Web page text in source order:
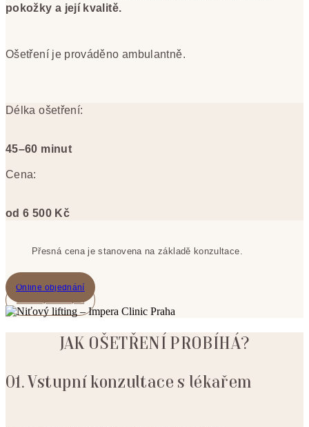
pokožky a její kvalitě.
Ošetření je prováděno ambulantně.
Délka ošetření:
45–60 minut
Cena:
od 6 500 Kč
Přesná cena je stanovena na základě konzultace.
Online objednání
Zavolejte mi zpět
JAK OŠETŘENÍ PROBÍHÁ?
01. Vstupní konzultace s lékařem